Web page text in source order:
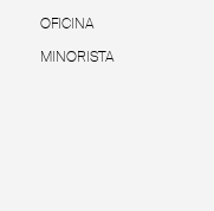
OFICINA
MINORISTA